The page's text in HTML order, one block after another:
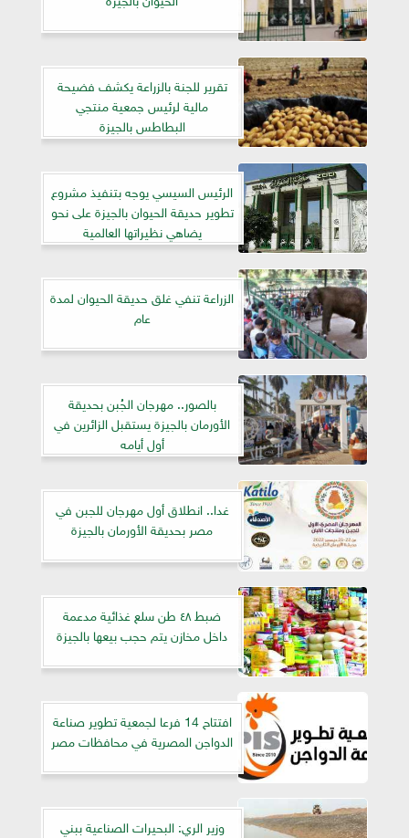
تقرير للجنة بالزراعة يكشف فضيحة
مالية لرئيس جمعية منتجي
البطاطس بالجيزة
الرئيس السيسي يوجه بتنفيذ مشروع
تطوير حديقة الحيوان بالجيزة على نحو
يضاهي نظيراتها العالمية
الزراعة تنفي غلق حديقة الحيوان لمدة
عام
بالصور.. مهرجان الجُبن بحديقة
الأورمان بالجيزة يستقبل الزائرين في
أول أيامه
غدا.. انطلاق أول مهرجان للجبن في
مصر بحديقة الأورمان بالجيزة
ضبط ٤٨ طن سلع غذائية مدعمة
داخل مخازن يتم حجب بيعها بالجيزة
افتتاح 14 فرعا لجمعية تطوير صناعة
الدواجن المصرية في محافظات مصر
وزير الري: البحيرات الصناعية ببني